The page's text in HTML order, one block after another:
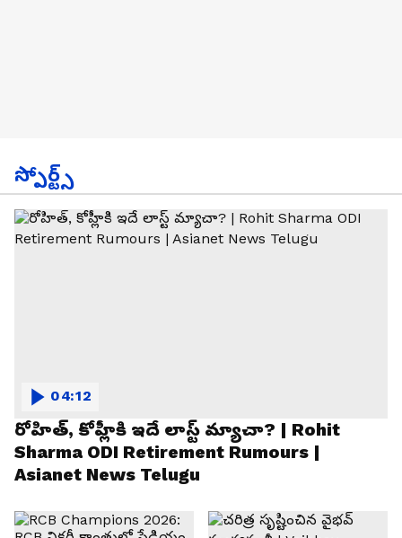
స్పోర్ట్స్
రోహిత్, కోహ్లీకి ఇదే లాస్ట్ మ్యాచా? | Rohit
Sharma ODI Retirement Rumours |
Asianet News Telugu
04:12